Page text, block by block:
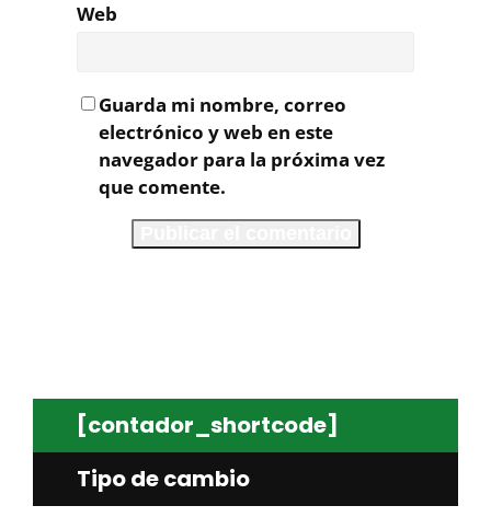
Web
Guarda mi nombre, correo
electrónico y web en este
navegador para la próxima vez
que comente.
[contador_shortcode]
Tipo de cambio